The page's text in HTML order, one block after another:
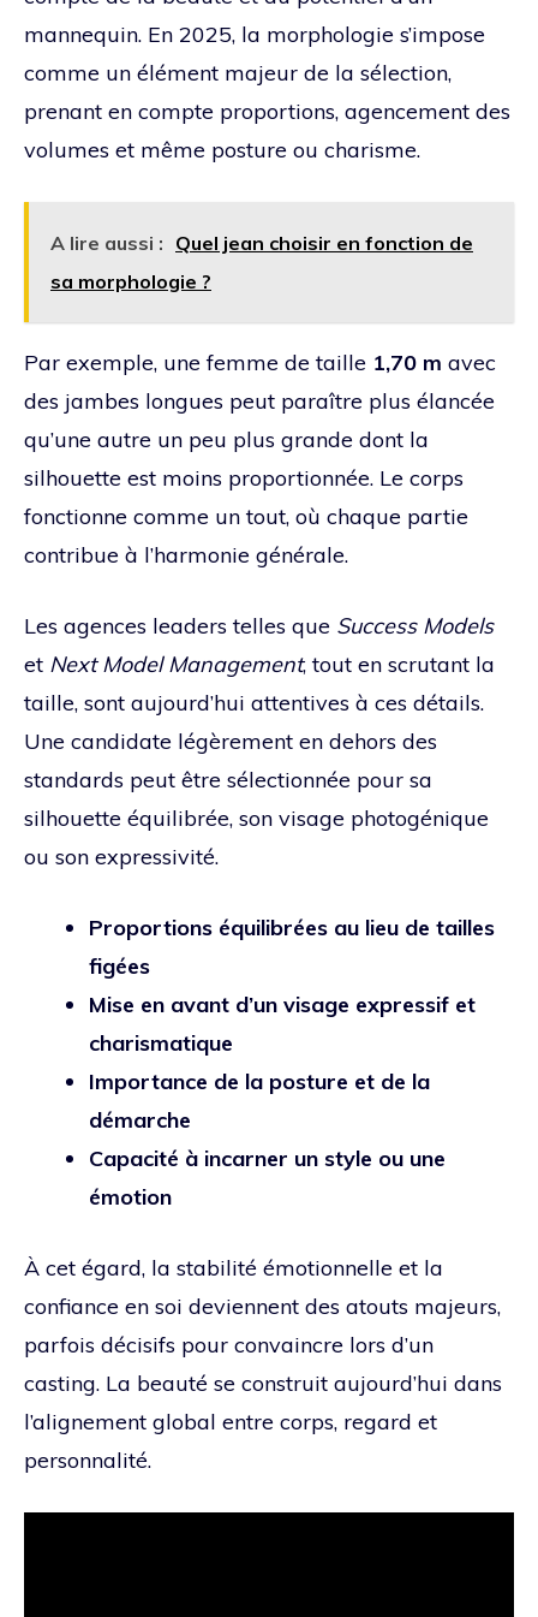
mannequin. En 2025, la morphologie s’impose
comme un élément majeur de la sélection,
prenant en compte proportions, agencement des
volumes et même posture ou charisme.
A lire aussi : Quel jean choisir en fonction de
sa morphologie ?
Par exemple, une femme de taille 1,70 m avec
des jambes longues peut paraître plus élancée
qu’une autre un peu plus grande dont la
silhouette est moins proportionnée. Le corps
fonctionne comme un tout, où chaque partie
contribue à l’harmonie générale.
Les agences leaders telles que Success Models
et Next Model Management, tout en scrutant la
taille, sont aujourd’hui attentives à ces détails.
Une candidate légèrement en dehors des
standards peut être sélectionnée pour sa
silhouette équilibrée, son visage photogénique
ou son expressivité.
Proportions équilibrées au lieu de tailles
figées
Mise en avant d’un visage expressif et
charismatique
Importance de la posture et de la
démarche
Capacité à incarner un style ou une
émotion
À cet égard, la stabilité émotionnelle et la
confiance en soi deviennent des atouts majeurs,
parfois décisifs pour convaincre lors d’un
casting. La beauté se construit aujourd’hui dans
l’alignement global entre corps, regard et
personnalité.